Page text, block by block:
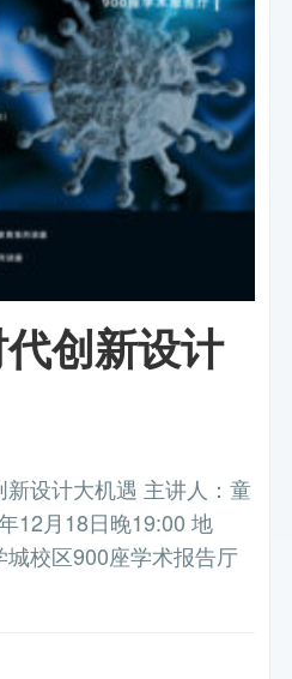
创新设计
设计大机遇 主讲人：童
12月18日晚19:00 地
校区900座学术报告厅